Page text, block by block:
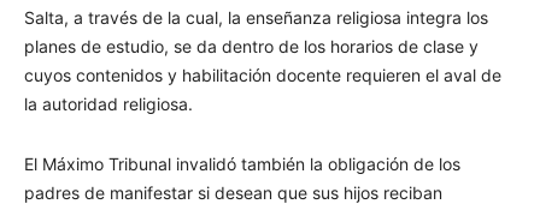
Salta, a través de la cual, la enseñanza religiosa integra los
planes de estudio, se da dentro de los horarios de clase y
cuyos contenidos y habilitación docente requieren el aval de
la autoridad religiosa.
El Máximo Tribunal invalidó también la obligación de los
padres de manifestar si desean que sus hijos reciban